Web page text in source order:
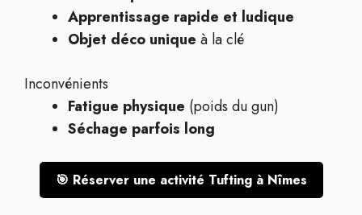
Apprentissage rapide et ludique
Objet déco unique à la clé
Inconvénients
Fatigue physique (poids du gun)
Séchage parfois long
🎯 Réserver une activité Tufting à Nîmes